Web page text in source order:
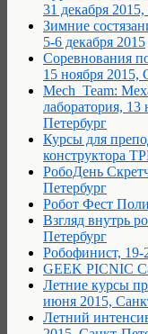
31 декабря
Зимние
5-6 декабря 2015
Соревнования
15 ноября 2015,
Mech_Team:
лаборатория,
Петербург
Курсы для
конструктора
РобоДень
Петербург
Робот Фест
Взгляд внутрь
Петербург
Робофинист, 19-
GEEK PICNIC
Летние курсы
июня 2015,
Летний